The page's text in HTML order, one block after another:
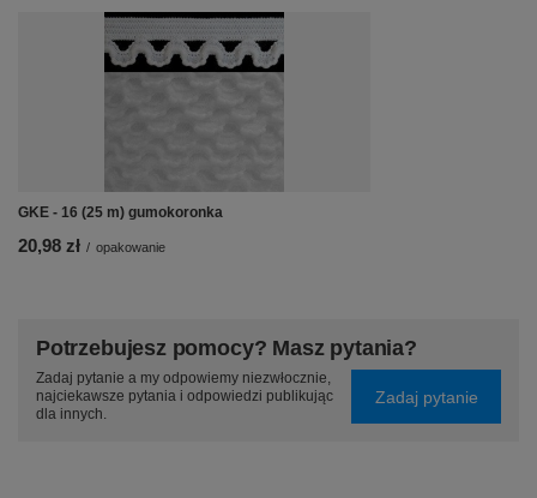
GKE - 16 (25 m) gumokoronka
20,98 zł / opakowanie
Potrzebujesz pomocy? Masz pytania?
Zadaj pytanie a my odpowiemy niezwłocznie,
najciekawsze pytania i odpowiedzi publikując
dla innych.
Zadaj pytanie